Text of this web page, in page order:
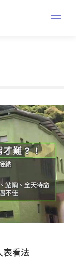
表看法